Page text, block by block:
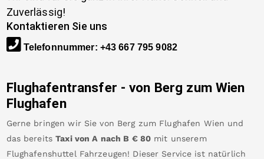
Zuverlässig!
Kontaktieren Sie uns
Telefonnummer: +43 667 795 9082
Flughafentransfer - von Berg zum Wien
Flughafen
Gerne bringen wir Sie von Berg zum Flughafen Wien und
das bereits Taxi von A nach B € 80 mit unserem
Flughafenshuttel Fahrzeugen! Dieser Service ist natürlich